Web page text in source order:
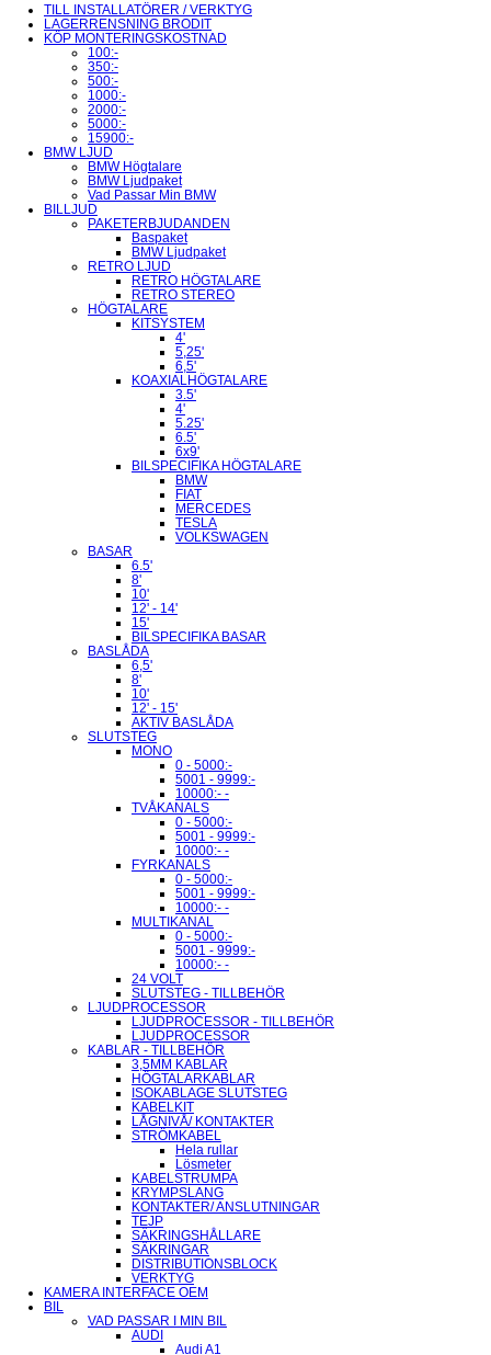
TILL INSTALLATÖRER / VERKTYG
LAGERRENSNING BRODIT
KÖP MONTERINGSKOSTNAD
100:-
350:-
500:-
1000:-
2000:-
5000:-
15900:-
BMW LJUD
BMW Högtalare
BMW Ljudpaket
Vad Passar Min BMW
BILLJUD
PAKETERBJUDANDEN
Baspaket
BMW Ljudpaket
RETRO LJUD
RETRO HÖGTALARE
RETRO STEREO
HÖGTALARE
KITSYSTEM
4'
5,25'
6,5'
KOAXIALHÖGTALARE
3.5'
4'
5.25'
6.5'
6x9'
BILSPECIFIKA HÖGTALARE
BMW
FIAT
MERCEDES
TESLA
VOLKSWAGEN
BASAR
6.5'
8'
10'
12' - 14'
15'
BILSPECIFIKA BASAR
BASLÅDA
6,5'
8'
10'
12' - 15'
AKTIV BASLÅDA
SLUTSTEG
MONO
0 - 5000:-
5001 - 9999:-
10000:- -
TVÅKANALS
0 - 5000:-
5001 - 9999:-
10000:- -
FYRKANALS
0 - 5000:-
5001 - 9999:-
10000:- -
MULTIKANAL
0 - 5000:-
5001 - 9999:-
10000:- -
24 VOLT
SLUTSTEG - TILLBEHÖR
LJUDPROCESSOR
LJUDPROCESSOR - TILLBEHÖR
LJUDPROCESSOR
KABLAR - TILLBEHÖR
3,5MM KABLAR
HÖGTALARKABLAR
ISOKABLAGE SLUTSTEG
KABELKIT
LÅGNIVÅ/ KONTAKTER
STRÖMKABEL
Hela rullar
Lösmeter
KABELSTRUMPA
KRYMPSLANG
KONTAKTER/ ANSLUTNINGAR
TEJP
SÄKRINGSHÅLLARE
SÄKRINGAR
DISTRIBUTIONSBLOCK
VERKTYG
KAMERA INTERFACE OEM
BIL
VAD PASSAR I MIN BIL
AUDI
Audi A1